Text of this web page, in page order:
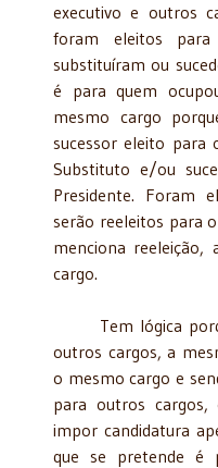
executivo e outros
foram eleitos
substituíram ou
é para quem
mesmo cargo
sucessor eleito para
Substituto e/ou
Presidente. Foram
serão reeleitos para
menciona
cargo.
Tem lógica
outros cargos, a
o mesmo cargo e
para outros
impor candidatura
que se pretende é